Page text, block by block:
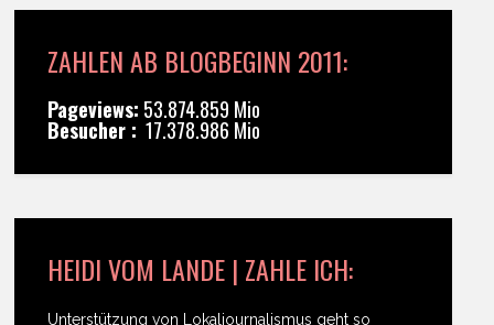
ZAHLEN AB BLOGBEGINN 2011:
Pageviews: 53.874.859 Mio
Besucher : 17.378.986 Mio
HEIDI VOM LANDE | ZAHLE ICH:
Unterstützung von Lokaljournalismus geht so